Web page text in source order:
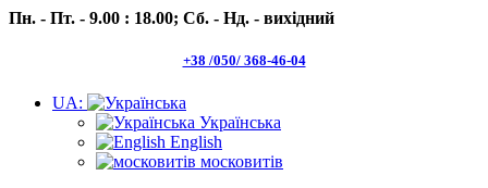
Пн. - Пт. - 9.00 : 18.00; Сб. - Нд. - вихідний
+38 /050/ 368-46-04
UA:
Українська
English
московитів